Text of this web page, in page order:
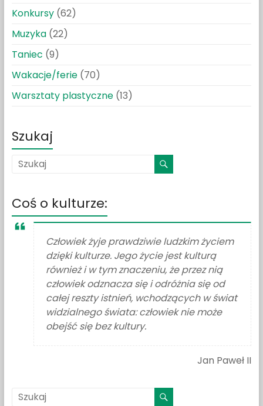
Konkursy(62)
Muzyka(22)
Taniec (9)
Wakacje/ferie(70)
Warsztaty plastyczne(13)
Szukaj
Coś o kulturze:
Człowiek żyje prawdziwie ludzkim życiem
dzięki kulturze. Jego życie jest kulturą
również i w tym znaczeniu, że przez nią
człowiek odznacza się i odróżnia się od
całej reszty istnień, wchodzących w świat
widzialnego świata: człowiek nie może
obejść się bez kultury.
Jan Paweł II